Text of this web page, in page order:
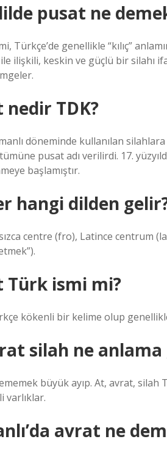
pusat ne
Türkçe’de genellikle “kılıç”
ilişkili, keskin ve güçlü bir silahı
nedir TDK?
döneminde kullanılan
pusat adı verilirdi. 17.
başlamıştır.
hangi dilden
centre (fro), Latince centrum
Türk ismi mi?
kökenli bir kelime olup
silah ne anlama
büyük ayıp. At, avrat, silah
varlıklar.
avrat ne